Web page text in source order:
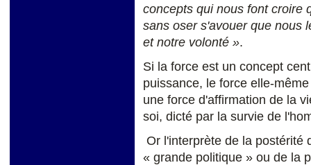
concepts qui nous font croire
sans oser s'avouer que nous
et notre volonté ».
Si la force est un concept
puissance, le force elle-
une force d'affirmation de la
soi, dicté par la survie de
Or l'interprète de la postérité
« grande politique » ou de la